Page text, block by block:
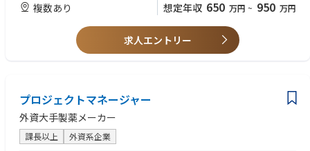
・GCPに関する基本的な理解
複数あり 想定年収 650 万円 ~ 950 万円
求人エントリー
プロジェクトマネージャー
外資大手製薬メーカー
課長以上 外資系企業